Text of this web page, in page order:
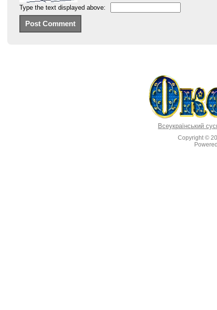
Type the text displayed above:
Всеукраїнський
Copyright ©